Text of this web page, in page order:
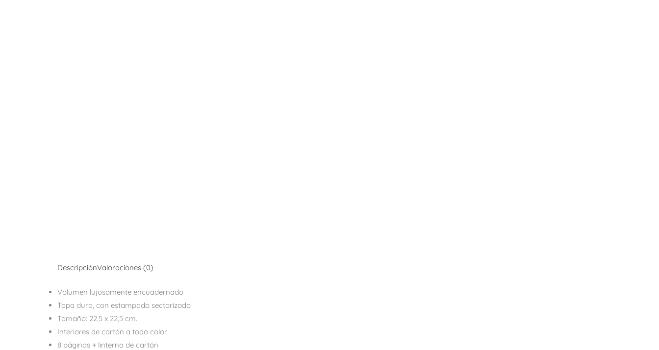
DescripciónValoraciones (0)
Volumen lujosamente encuadernado
Tapa dura, con estampado sectorizado
Tamaño: 22,5 x 22,5 cm.
Interiores de cartón a todo color
8 páginas + linterna de cartón